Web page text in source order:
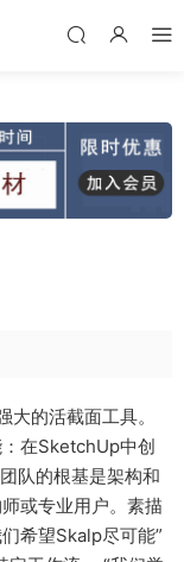
的活截面工具。
在SketchUp中创
队的根基是架构和
或专业用户。素描
希望Skalp尽可能”